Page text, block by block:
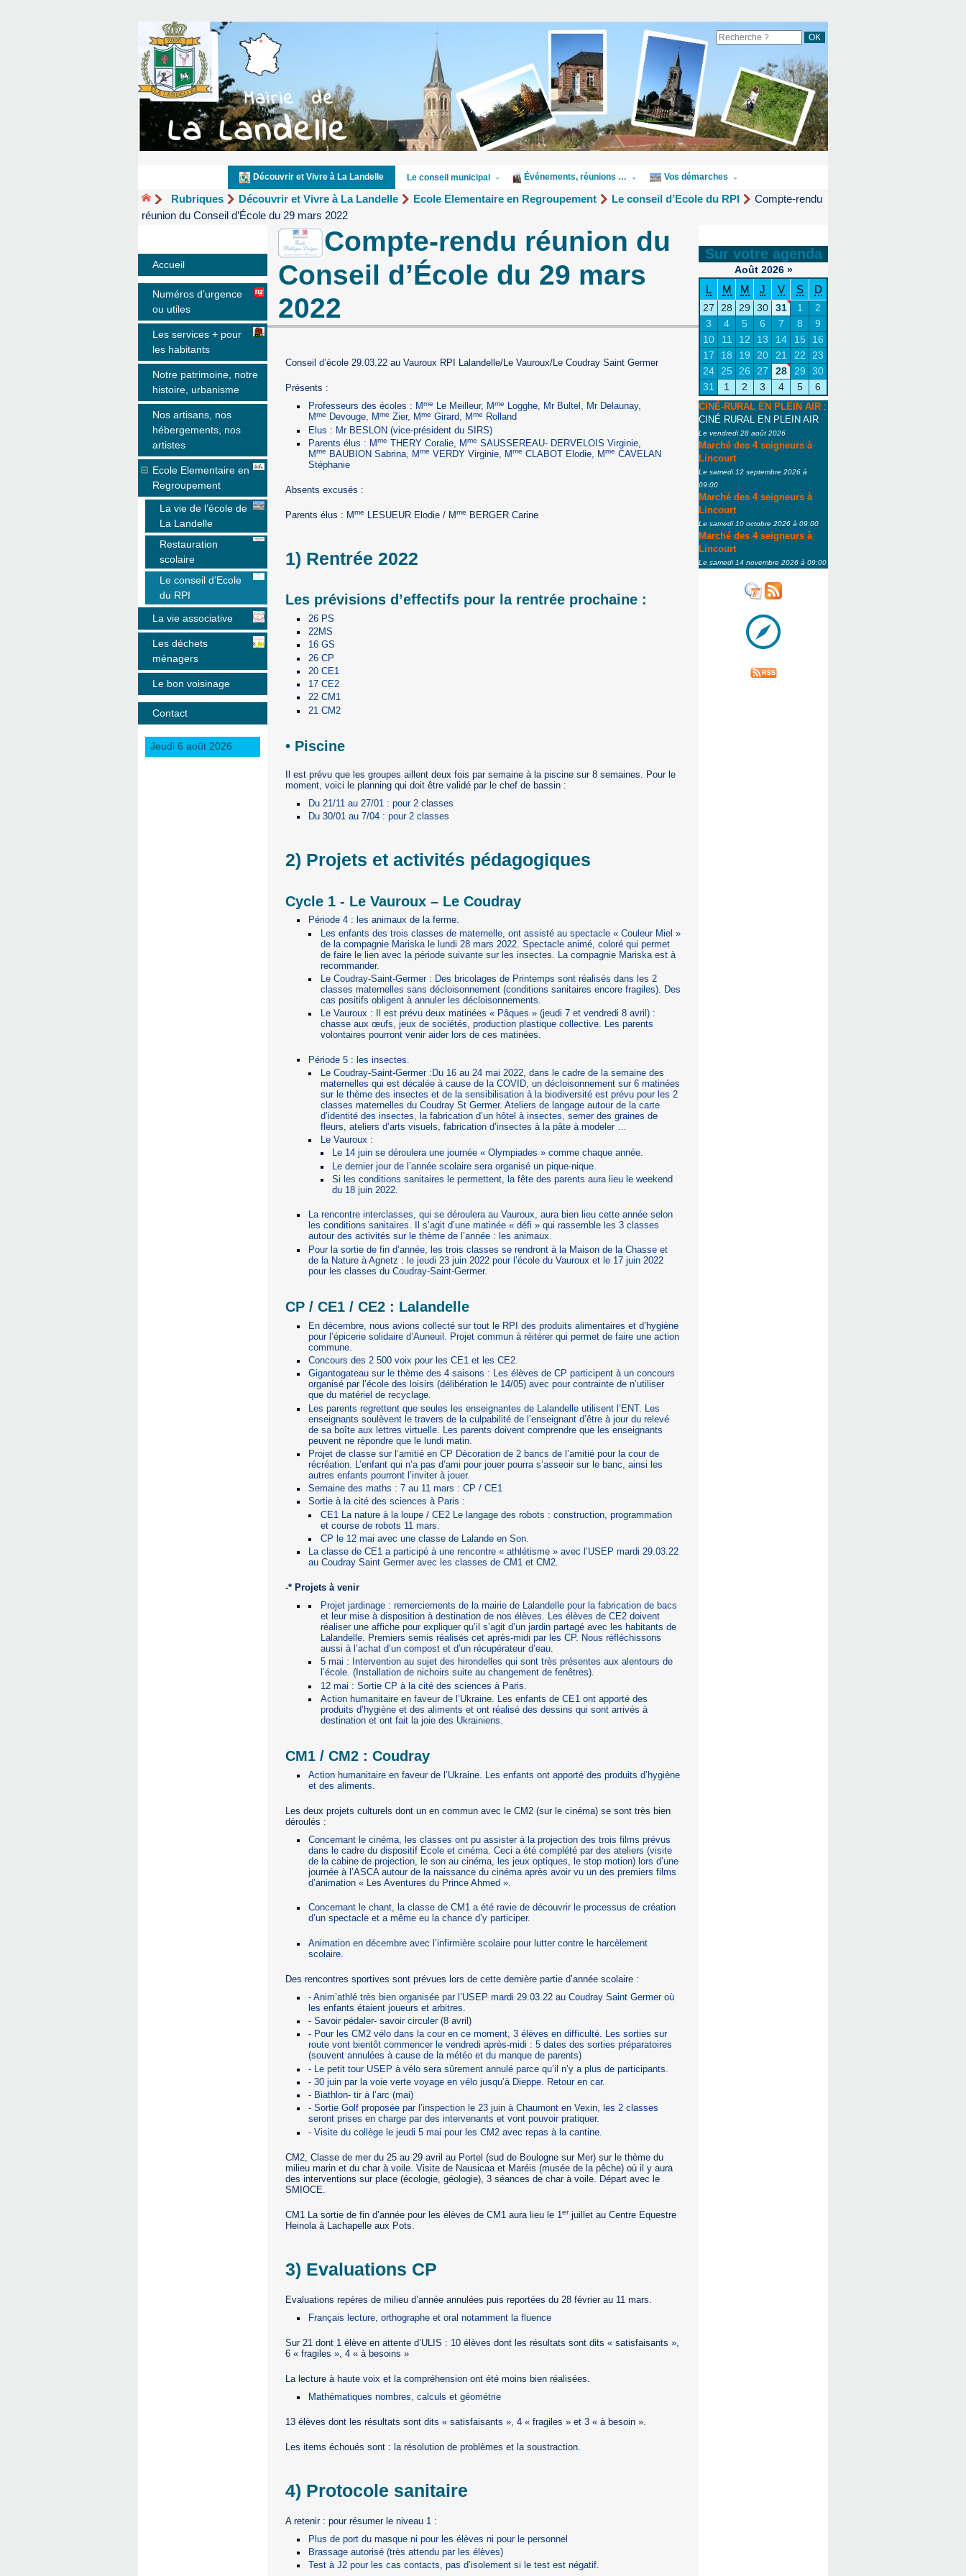
Découvrir et Vivre à La Landelle Le conseil municipal Événements, réunions … Vos démarches
Rubriques Découvrir et Vivre à La Landelle Ecole Elementaire en Regroupement Le conseil d’Ecole du RPI
Compte-rendu
réunion du Conseil d’École du 29 mars 2022
Compte-rendu réunion du
Conseil d’École du 29 mars
2022
Conseil d’école 29.03.22 au Vauroux RPI Lalandelle/Le Vauroux/Le Coudray Saint Germer
Présents :
Professeurs des écoles : Mme Le Meilleur, Mme
Logghe, Mr Bultel, Mr Delaunay,
Mme Devouge, Mme Zier, Mme Girard, Mme
Rolland
Elus : Mr BESLON (vice-président du SIRS)
Parents élus : Mme THERY Coralie, Mme SAUSSEREAU- DERVELOIS Virginie,
Mme BAUBION Sabrina, Mme VERDY Virginie, Mme CLABOT Elodie, Mme CAVELAN
Stéphanie
Absents excusés :
Parents élus : Mme LESUEUR Elodie / Mme BERGER Carine
1) Rentrée 2022
Les prévisions d’effectifs pour la rentrée prochaine :
26 PS
22MS
16 GS
26 CP
20 CE1
17 CE2
22 CM1
21 CM2
• Piscine
Il est prévu que les groupes aillent deux fois par semaine à la piscine sur 8 semaines. Pour le
moment, voici le planning qui doit être validé par le chef de bassin :
Du 21/11 au 27/01 : pour 2 classes
Du 30/01 au 7/04 : pour 2 classes
2) Projets et activités pédagogiques
Cycle 1 - Le Vauroux – Le Coudray
Période 4 : les animaux de la ferme.
Les enfants des trois classes de maternelle, ont assisté au spectacle « Couleur Miel »
de la compagnie Mariska le lundi 28 mars 2022. Spectacle animé, coloré qui permet
de faire le lien avec la période suivante sur les insectes. La compagnie Mariska est à
recommander.
Le Coudray-Saint-Germer : Des bricolages de Printemps sont réalisés dans les 2
classes maternelles sans décloisonnement (conditions sanitaires encore fragiles). Des
cas positifs obligent à annuler les décloisonnements.
Le Vauroux : Il est prévu deux matinées « Pâques » (jeudi 7 et vendredi 8 avril) :
chasse aux œufs, jeux de sociétés, production plastique collective. Les parents
volontaires pourront venir aider lors de ces matinées.
Période 5 : les insectes.
Le Coudray-Saint-Germer :Du 16 au 24 mai 2022, dans le cadre de la semaine des
maternelles qui est décalée à cause de la COVID, un décloisonnement sur 6 matinées
sur le thème des insectes et de la sensibilisation à la biodiversité est prévu pour les 2
classes maternelles du Coudray St Germer. Ateliers de langage autour de la carte
d’identité des insectes, la fabrication d’un hôtel à insectes, semer des graines de
fleurs, ateliers d’arts visuels, fabrication d’insectes à la pâte à modeler …
Le Vauroux :
Le 14 juin se déroulera une journée « Olympiades » comme chaque année.
Le dernier jour de l’année scolaire sera organisé un pique-nique.
Si les conditions sanitaires le permettent, la fête des parents aura lieu le weekend
du 18 juin 2022.
La rencontre interclasses, qui se déroulera au Vauroux, aura bien lieu cette année selon
les conditions sanitaires. Il s’agit d’une matinée « défi » qui rassemble les 3 classes
autour des activités sur le thème de l’année : les animaux.
Pour la sortie de fin d’année, les trois classes se rendront à la Maison de la Chasse et
de la Nature à Agnetz : le jeudi 23 juin 2022 pour l’école du Vauroux et le 17 juin 2022
pour les classes du Coudray-Saint-Germer.
CP / CE1 / CE2 : Lalandelle
En décembre, nous avions collecté sur tout le RPI des produits alimentaires et d’hygiène
pour l’épicerie solidaire d’Auneuil. Projet commun à réitérer qui permet de faire une action
commune.
Concours des 2 500 voix pour les CE1 et les CE2.
Gigantogateau sur le thème des 4 saisons : Les élèves de CP participent à un concours
organisé par l’école des loisirs (délibération le 14/05) avec pour contrainte de n’utiliser
que du matériel de recyclage.
Les parents regrettent que seules les enseignantes de Lalandelle utilisent l’ENT. Les
enseignants soulèvent le travers de la culpabilité de l’enseignant d’être à jour du relevé
de sa boîte aux lettres virtuelle. Les parents doivent comprendre que les enseignants
peuvent ne répondre que le lundi matin.
Projet de classe sur l’amitié en CP Décoration de 2 bancs de l’amitié pour la cour de
récréation. L’enfant qui n’a pas d’ami pour jouer pourra s’asseoir sur le banc, ainsi les
autres enfants pourront l’inviter à jouer.
Semaine des maths : 7 au 11 mars : CP / CE1
Sortie à la cité des sciences à Paris :
CE1 La nature à la loupe / CE2 Le langage des robots : construction, programmation
et course de robots 11 mars.
CP le 12 mai avec une classe de Lalande en Son.
La classe de CE1 a participé à une rencontre « athlétisme » avec l’USEP mardi 29.03.22
au Coudray Saint Germer avec les classes de CM1 et CM2.
-* Projets à venir
Projet jardinage : remerciements de la mairie de Lalandelle pour la fabrication de bacs
et leur mise à disposition à destination de nos élèves. Les élèves de CE2 doivent
réaliser une affiche pour expliquer qu’il s’agit d’un jardin partagé avec les habitants de
Lalandelle. Premiers semis réalisés cet après-midi par les CP. Nous réfléchissons
aussi à l’achat d’un compost et d’un récupérateur d’eau.
5 mai : Intervention au sujet des hirondelles qui sont très présentes aux alentours de
l’école. (Installation de nichoirs suite au changement de fenêtres).
12 mai : Sortie CP à la cité des sciences à Paris.
Action humanitaire en faveur de l’Ukraine. Les enfants de CE1 ont apporté des
produits d’hygiène et des aliments et ont réalisé des dessins qui sont arrivés à
destination et ont fait la joie des Ukrainiens.
CM1 / CM2 : Coudray
Action humanitaire en faveur de l’Ukraine. Les enfants ont apporté des produits d’hygiène
et des aliments.
Les deux projets culturels dont un en commun avec le CM2 (sur le cinéma) se sont très bien
déroulés :
Concernant le cinéma, les classes ont pu assister à la projection des trois films prévus
dans le cadre du dispositif Ecole et cinéma. Ceci a été complété par des ateliers (visite
de la cabine de projection, le son au cinéma, les jeux optiques, le stop motion) lors d’une
journée à l’ASCA autour de la naissance du cinéma après avoir vu un des premiers films
d’animation « Les Aventures du Prince Ahmed ».
Concernant le chant, la classe de CM1 a été ravie de découvrir le processus de création
d’un spectacle et a même eu la chance d’y participer.
Animation en décembre avec l’infirmière scolaire pour lutter contre le harcèlement
scolaire.
Des rencontres sportives sont prévues lors de cette dernière partie d’année scolaire :
- Anim’athlé très bien organisée par l’USEP mardi 29.03.22 au Coudray Saint Germer où
les enfants étaient joueurs et arbitres.
- Savoir pédaler- savoir circuler (8 avril)
- Pour les CM2 vélo dans la cour en ce moment, 3 élèves en difficulté. Les sorties sur
route vont bientôt commencer le vendredi après-midi : 5 dates des sorties préparatoires
(souvent annulées à cause de la météo et du manque de parents)
- Le petit tour USEP à vélo sera sûrement annulé parce qu’il n’y a plus de participants.
- 30 juin par la voie verte voyage en vélo jusqu’à Dieppe. Retour en car.
- Biathlon- tir à l’arc (mai)
- Sortie Golf proposée par l’inspection le 23 juin à Chaumont en Vexin, les 2 classes
seront prises en charge par des intervenants et vont pouvoir pratiquer.
- Visite du collège le jeudi 5 mai pour les CM2 avec repas à la cantine.
CM2, Classe de mer du 25 au 29 avril au Portel (sud de Boulogne sur Mer) sur le thème du
milieu marin et du char à voile. Visite de Nausicaa et Maréis (musée de la pêche) où il y aura
des interventions sur place (écologie, géologie), 3 séances de char à voile. Départ avec le
SMIOCE.
CM1 La sortie de fin d’année pour les élèves de CM1 aura lieu le 1erjuillet au Centre Equestre
Heinola à Lachapelle aux Pots.
3) Evaluations CP
Evaluations repères de milieu d’année annulées puis reportées du 28 février au 11 mars.
Français lecture, orthographe et oral notamment la fluence
Sur 21 dont 1 élève en attente d’ULIS : 10 élèves dont les résultats sont dits « satisfaisants »,
6 « fragiles », 4 « à besoins »
La lecture à haute voix et la compréhension ont été moins bien réalisées.
Mathématiques nombres, calculs et géométrie
13 élèves dont les résultats sont dits « satisfaisants », 4 « fragiles » et 3 « à besoin ».
Les items échoués sont : la résolution de problèmes et la soustraction.
4) Protocole sanitaire
A retenir : pour résumer le niveau 1 :
Plus de port du masque ni pour les élèves ni pour le personnel
Brassage autorisé (très attendu par les élèves)
Test à J2 pour les cas contacts, pas d’isolement si le test est négatif.
Accueil
Numéros d’urgence
ou utiles
Les services + pour
les habitants
Notre patrimoine, notre
histoire, urbanisme
Nos artisans, nos
hébergements, nos
artistes
Ecole Elementaire en
Regroupement
La vie de l’école de
La Landelle
Restauration
scolaire
Le conseil d’Ecole
du RPI
La vie associative
Les déchets
ménagers
Le bon voisinage
Contact
Jeudi 6 août 2026
Sur votre agenda
Août 2026 »
L M M J V S D
27 28 29 30 31 1
2
3
4 5 6 7 8
9
10
11 12 13 14 15
16
17
18 19 20 21 22
23
24
25 26 27 28 29
30
31
1 2 3 4 5 6
CINÉ-RURAL EN PLEIN AIR :
CINÉ RURAL EN PLEIN AIR
Le vendredi 28 août 2026
Marché des 4 seigneurs à
Lincourt
Le samedi 12 septembre 2026 à
09:00
Marché des 4 seigneurs à
Lincourt
Le samedi 10 octobre 2026 à 09:00
Marché des 4 seigneurs à
Lincourt
Le samedi 14 novembre 2026 à 09:00